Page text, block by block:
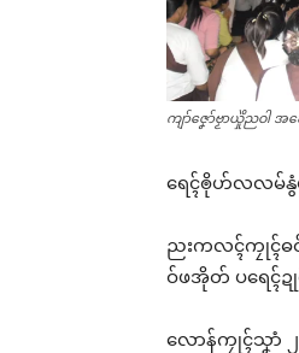
ကျာ်ဇၞော်ဗၟာယှိုဲညဝါ အ
ရေၚ်ၜိုဟ်လလမ်နွံ
ညးကလၚ်ကၠုၚ်ဓဝ်
ဝ်ဖအိုတ် ပရေၚ်
လောန်ကၠုၚ်သၞာံ